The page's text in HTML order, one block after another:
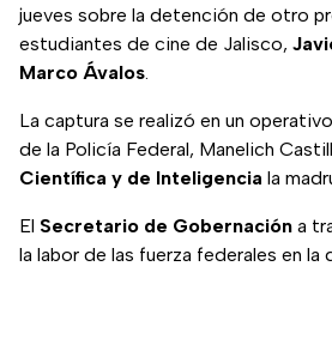
jueves sobre la detención de otro
estudiantes de cine de Jalisco,
Marco Ávalos.
La captura se realizó en un
de la Policía Federal, Manelich
Científica y de Inteligencia la
El Secretario de Gobernación a
la labor de las fuerza federales en la